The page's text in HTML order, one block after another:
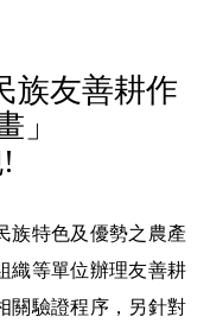
族友善耕作
」
特色及優勢之農產
織等單位辦理友善耕
關驗證程序，另針對